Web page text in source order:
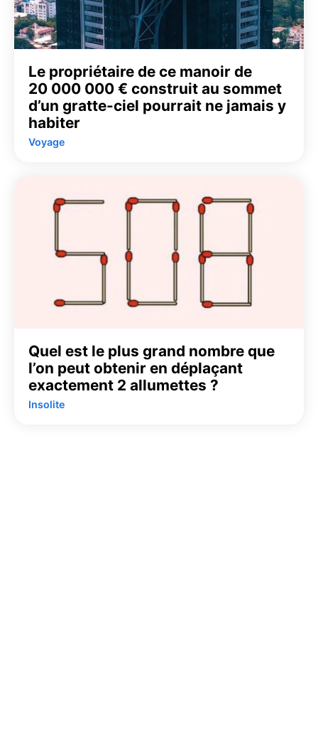
Le propriétaire de ce manoir de
20 000 000 € construit au sommet
d’un gratte-ciel pourrait ne jamais y
habiter
Voyage
Quel est le plus grand nombre que
l’on peut obtenir en déplaçant
exactement 2 allumettes ?
Insolite